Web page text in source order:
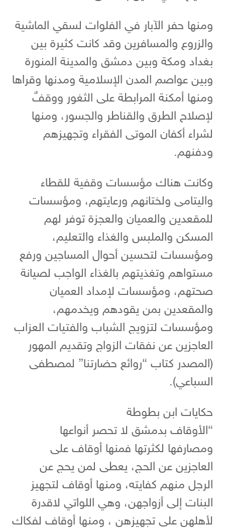
ومنها حفر الآبار في الفلوات لسقي الماشية
والزروع والمسافرين وقد كانت كثيرة بين
بغداد ومكة وبين دمشق والمدينة المنورة
وبين عواصم المدن الإسلامية ومدنها وقراها
ومنها أمكنة المرابطة على الثغور ووقفٌ
لإصلاح الطرق والقناطر والجسور، ومنها
لشراء أكفان الموتى الفقراء وتجهيزهم
ودفنهم.
وكانت هناك مؤسسات وقفية للقطاء
واليتامى ولختانهم ورعايتهم، ومؤسسات
للمقعدين والعميان والعجزة توفر لهم
المسكن والملبس والغذاء والتعليم،
ومؤسسات لتحسين أحوال المساجين ورفع
مستواهم وتغذيتهم بالغذاء الواجب لصيانة
صحتهم، ومؤسسات لإمداد العميان
والمقعدين بمن يقودهم ويخدمهم،
ومؤسسات لتزويج الشباب والفتيات العزاب
العاجزين عن نفقات الزواج وتقديم المهور
(المصدر كتاب “روائع حضارتنا” لمصطفى
السباعي).
حكايات ابن بطوطة
“الأوقاف بدمشق لا تحصر أنواعها
ومصارفها لكثرتها فمنها أوقاف على
العاجزين عن الحج، يعطى لمن يحج عن
الرجل منهم كفايته، ومنها أوقاف لتجهيز
البنات إلى أزواجهن، وهي اللواتي لاقدرة
لأهلهن على تجهيزهن ، ومنها أوقاف لفكاك